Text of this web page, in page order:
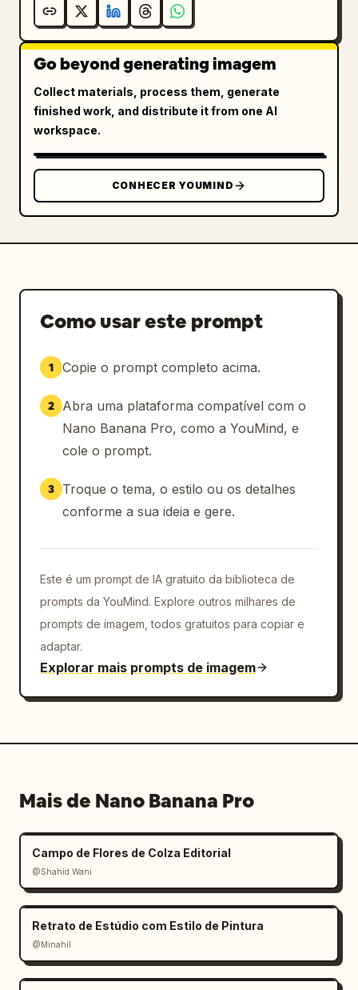
Go beyond generating imagem
Collect materials, process them, generate
finished work, and distribute it from one AI
workspace.
CONHECER YOUMIND
Como usar este prompt
1 Copie o prompt completo acima.
2
Abra uma plataforma compatível com o
Nano Banana Pro, como a YouMind, e
cole o prompt.
3
Troque o tema, o estilo ou os detalhes
conforme a sua ideia e gere.
Este é um prompt de IA gratuito da biblioteca de
prompts da YouMind. Explore outros milhares de
prompts de imagem, todos gratuitos para copiar e
adaptar.
Explorar mais prompts de imagem
Mais de Nano Banana Pro
Campo de Flores de Colza Editorial
@Shahid Wani
Retrato de Estúdio com Estilo de Pintura
@Minahil